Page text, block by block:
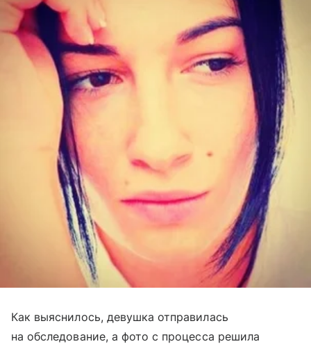
Как выяснилось, девушка отправилась
на обследование, а фото с процесса решила